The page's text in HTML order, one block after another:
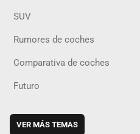
SUV
Rumores de coches
Comparativa de coches
Futuro
VER MÁS TEMAS